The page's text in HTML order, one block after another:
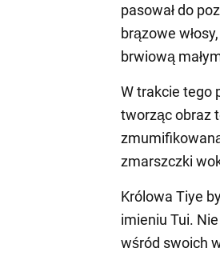
pasował do
brązowe
brwiową
W trakcie tego
tworząc obraz
zmarszczki
Królowa Tiye
imieniu Tui.
wśród swoich